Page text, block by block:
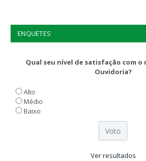
ENQUETES
Qual seu nível de satisfação com o
Ouvidoria?
Alto
Médio
Baixo
Ver resultados